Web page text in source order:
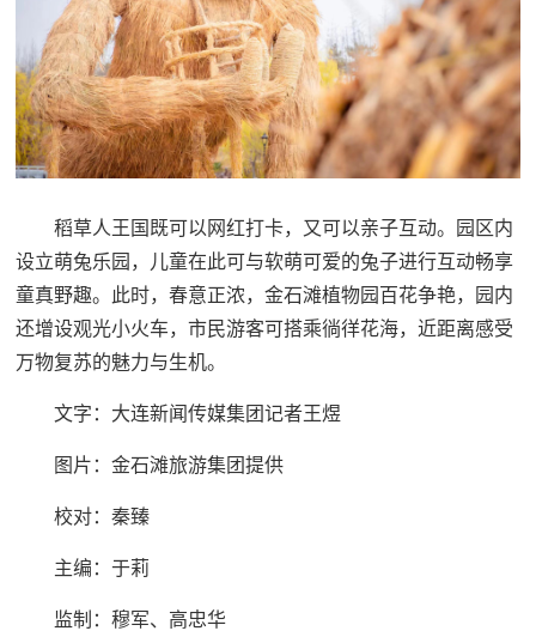
稻草人王国既可以网红打卡，又可以亲子互动。园区内
设立萌兔乐园，儿童在此可与软萌可爱的兔子进行互动畅享
童真野趣。此时，春意正浓，金石滩植物园百花争艳，园内
还增设观光小火车，市民游客可搭乘徜徉花海，近距离感受
万物复苏的魅力与生机。
文字：大连新闻传媒集团记者王煜
图片：金石滩旅游集团提供
校对：秦臻
主编：于莉‍‍‍
监制：穆军、高忠华